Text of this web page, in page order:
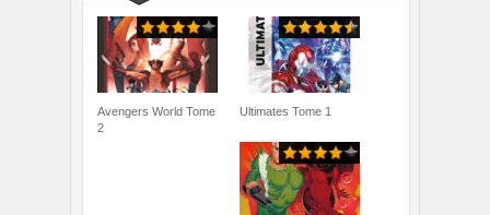
Avengers World Tome
2
Ultimates Tome 1